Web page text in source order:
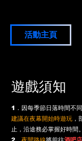
活動主頁
遊戲須知
1 ．因每季節日落時間不
建議在夜幕開始時遊玩
止，沿途務必掌握好時間。